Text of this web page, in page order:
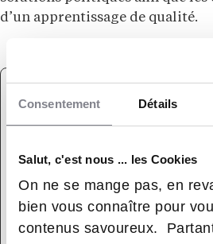
Consentement Détails
Salut, c'est nous ... les Cookies
On ne se mange pas, en
bien vous connaître pour
contenus savoureux.
d’un apprentissage de qualité.
15 %
C’EST LE POURCENTAGE
PRIMAIRE ET DU SECONDAIRE, À
MONDE, QUI N’ONT PAS DE
MINIMALE REQUISE POUR